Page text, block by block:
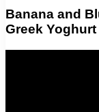
Banana and
Greek Yoghurt